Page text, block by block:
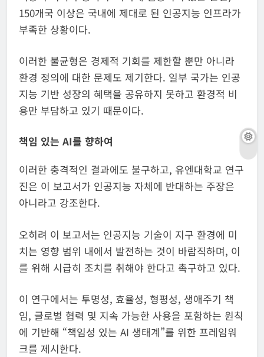
150개국 이상은 국내에 제대로 된 인공지능 인프라가
부족한 상황이다.
이러한 불균형은 경제적 기회를 제한할 뿐만 아니라
환경 정의에 대한 문제도 제기한다. 일부 국가는 인공
지능 기반 성장의 혜택을 공유하지 못하고 환경적 비
용만 부담하고 있기 때문이다.
책임 있는 AI를 향하여
이러한 충격적인 결과에도 불구하고, 유엔대학교 연구
진은 이 보고서가 인공지능 자체에 반대하는 주장은
아니라고 강조한다.
오히려 이 보고서는 인공지능 기술이 지구 환경에 미
치는 영향 범위 내에서 발전하는 것이 바람직하며, 이
를 위해 시급히 조치를 취해야 한다고 촉구하고 있다.
이 연구에서는 투명성, 효율성, 형평성, 생애주기 책
임, 글로벌 협력 및 지속 가능한 사용을 포함하는 원칙
에 기반해 “책임성 있는 AI 생태계”를 위한 프레임워
크를 제시한다.